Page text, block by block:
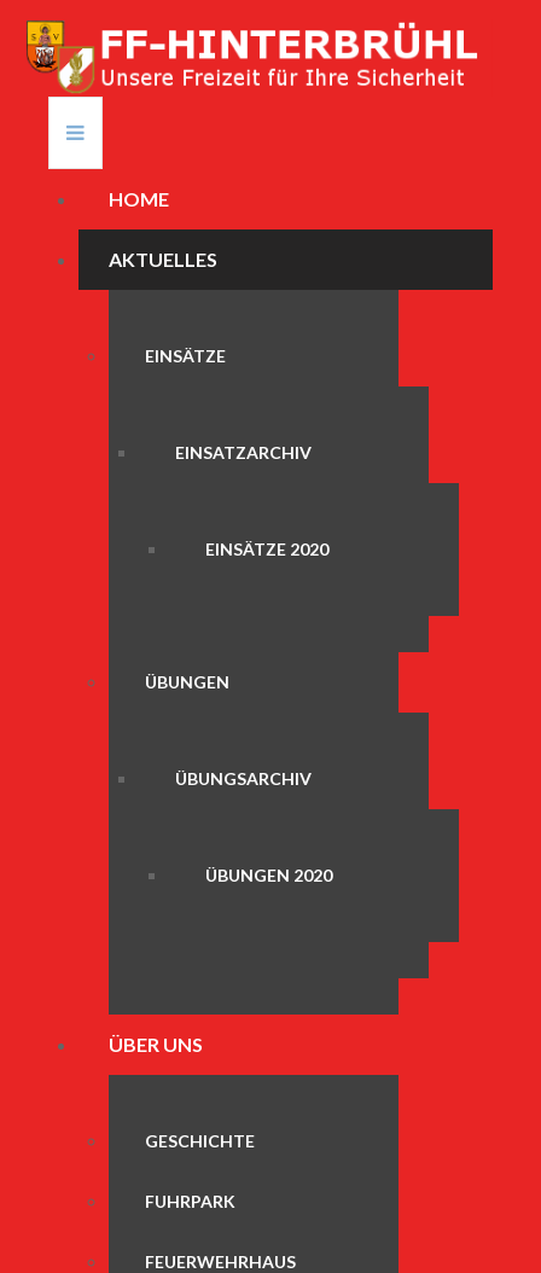
HOME
AKTUELLES
EINSÄTZE
EINSATZARCHIV
EINSÄTZE 2020
ÜBUNGEN
ÜBUNGSARCHIV
ÜBUNGEN 2020
ÜBER UNS
GESCHICHTE
FUHRPARK
FEUERWEHRHAUS